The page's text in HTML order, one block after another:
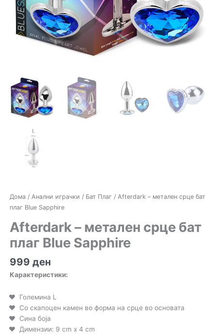
Дома / Анални играчки / Бат Плаг / Afterdark – метален срце бат
плаг Blue Sapphire
Afterdark – метален срце бат
плаг Blue Sapphire
999 ден
Карактеристики:
Големина L
Со скапоцен камен во форма на срце во основата
Сина боја
Димензии: 9 cm x 4 cm